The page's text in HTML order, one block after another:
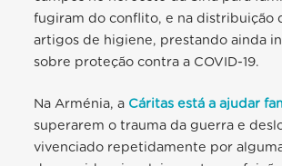
fugiram do conflito, e na distribuição
artigos de higiene, prestando ainda
sobre proteção contra a COVID-19.
Na Arménia, a Cáritas está a ajudar
superarem o trauma da guerra e
vivenciado repetidamente por